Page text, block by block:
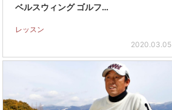
ベルスウィング ゴルフ…
レッスン
2020.03.05